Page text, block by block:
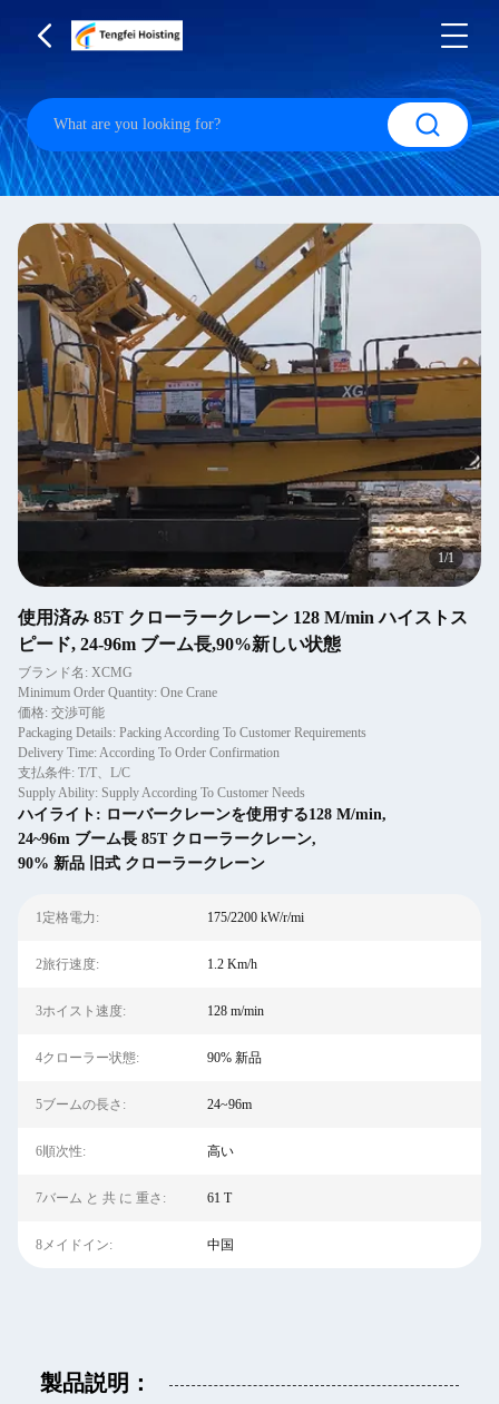
1/1
使用済み 85T クローラークレーン 128 M/min ハイストス
ピード, 24-96m ブーム長,90%新しい状態
ブランド名: XCMG
Minimum Order Quantity: One Crane
価格: 交渉可能
Packaging Details: Packing According To Customer Requirements
Delivery Time: According To Order Confirmation
支払条件: T/T、L/C
Supply Ability: Supply According To Customer Needs
ハイライト: ローバークレーンを使用する128 M/min,
24~96m ブーム長 85T クローラークレーン,
90% 新品 旧式 クローラークレーン
1定格電力: 175/2200 kW/r/mi
2旅行速度: 1.2 Km/h
3ホイスト速度: 128 m/min
4クローラー状態: 90% 新品
5ブームの長さ: 24~96m
6順次性: 高い
7バーム と 共 に 重さ: 61 T
8メイドイン: 中国
製品説明：